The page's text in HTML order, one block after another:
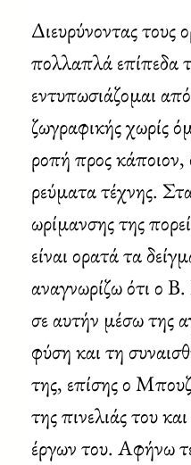
Διευρύνοντας τους
πολλαπλά επίπεδα
εντυπωσιάζομαι
ζωγραφικής χωρίς
ροπή προς κάποιον,
ρεύματα τέχνης.
ωρίμανσης της
είναι ορατά τα
αναγνωρίζω ότι ο
σε αυτήν μέσω της
φύση και τη
της, επίσης ο
της πινελιάς του
έργων του. Αφήνω